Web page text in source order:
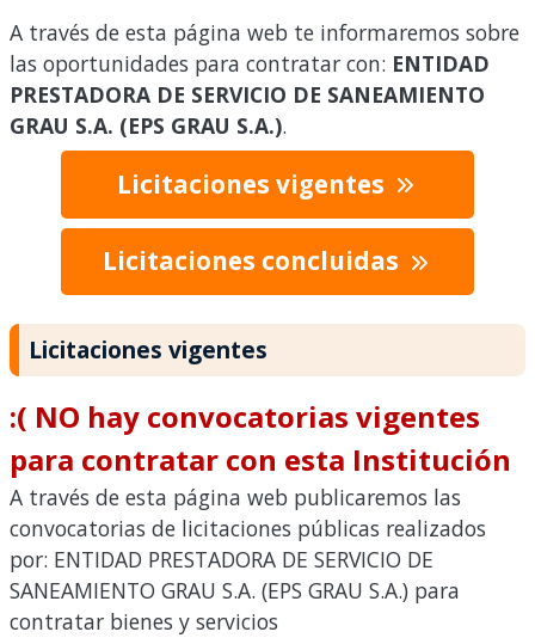
A través de esta página web te informaremos sobre
las oportunidades para contratar con: ENTIDAD
PRESTADORA DE SERVICIO DE SANEAMIENTO
GRAU S.A. (EPS GRAU S.A.).
Licitaciones vigentes
Licitaciones concluidas
Licitaciones vigentes
:( NO hay convocatorias vigentes
para contratar con esta Institución
A través de esta página web publicaremos las
convocatorias de licitaciones públicas realizados
por: ENTIDAD PRESTADORA DE SERVICIO DE
SANEAMIENTO GRAU S.A. (EPS GRAU S.A.) para
contratar bienes y servicios